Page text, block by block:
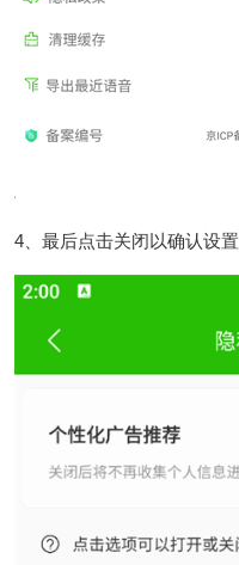
4、最后点击关闭以确认设置